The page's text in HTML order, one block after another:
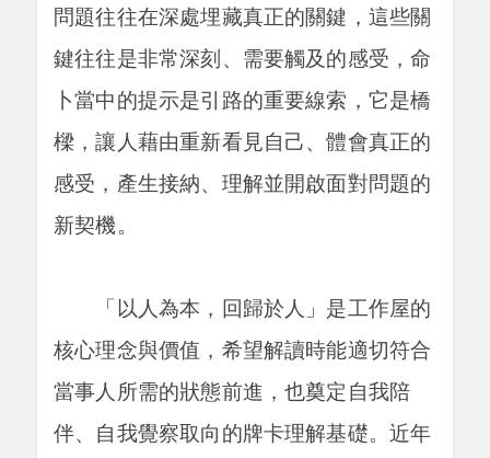
問題往往在深處埋藏真正的關鍵，這些關
鍵往往是非常深刻、需要觸及的感受，命
卜當中的提示是引路的重要線索，它是橋
樑，讓人藉由重新看見自己、體會真正的
感受，產生接納、理解並開啟面對問題的
新契機。
「以人為本，回歸於人」是工作屋的
核心理念與價值，希望解讀時能適切符合
當事人所需的狀態前進，也奠定自我陪
伴、自我覺察取向的牌卡理解基礎。近年